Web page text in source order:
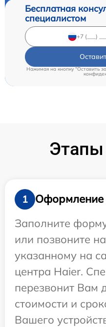
Бесплатная
специалистом
Нажимая на кнопку "Оставить
1
Оформление
Заполните
или позвоните
указанному на
центра Haier.
перезвонит Вам
стоимости и
Вашего